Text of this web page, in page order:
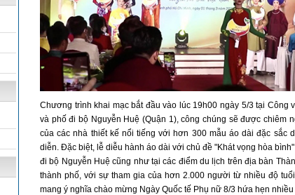
Chương trình khai mạc bắt đầu vào lúc 19h00 ngày 5/3 tại Công
và phố đi bộ Nguyễn Huệ (Quận 1), công chúng sẽ được chiêm
của các nhà thiết kế nổi tiếng với hơn 300 mẫu áo dài đặc sắc
diễn. Đặc biệt, lễ diễu hành áo dài với chủ đề "Khát vọng hòa
đi bộ Nguyễn Huệ cũng như tại các điểm du lịch trên địa bàn
thành phố, với sự tham gia của hơn 2.000 người từ nhiều độ
mang ý nghĩa chào mừng Ngày Quốc tế Phụ nữ 8/3 hứa hẹn